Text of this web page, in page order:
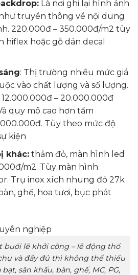
Là nơi ghi lại hình ảnh
truyền thông về nội dung
220.000đ – 350.000đ/m2 tùy
hiflex hoặc gỗ dán decal
: Thị trường nhiều mức giá
vào chất lượng và số lượng.
– 20.000.000đ
quy mô cao hơn tầm
Tùy theo mức độ
kiện
khác:thảm đỏ, màn hình led
m2. Tùy màn hình
Trụ inox xích nhung đỏ 27k
ghế, hoa tươi, bục phát
buổi lễ khởi công – lễ động thổ
và đầy đủ thì không thể thiếu
sân khấu, bàn, ghế, MC, PG,